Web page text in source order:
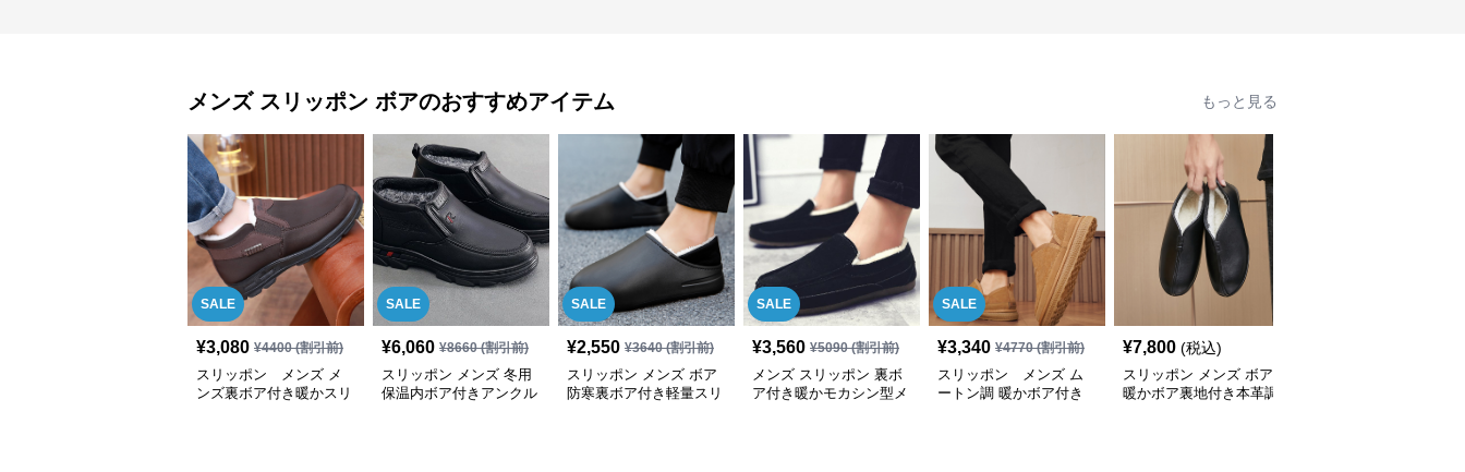
メンズ スリッポン ボアのおすすめアイテム もっと見る
SALE
¥3,080 ¥4400(割引前)
スリッポン メンズ メ
ンズ裏ボア付き暖かスリ
SALE
¥6,060 ¥8660(割引前)
スリッポン メンズ 冬用
保温内ボア付きアンクル
SALE
¥2,550 ¥3640(割引前)
スリッポン メンズ ボア
防寒裏ボア付き軽量スリ
SALE
¥3,560 ¥5090(割引前)
メンズ スリッポン 裏ボ
ア付き暖かモカシン型メ
SALE
¥3,340 ¥4770(割引前)
スリッポン メンズ ム
ートン調 暖かボア付き
¥7,800 (税込)
スリッポン メンズ ボア
暖かボア裏地付き本革調